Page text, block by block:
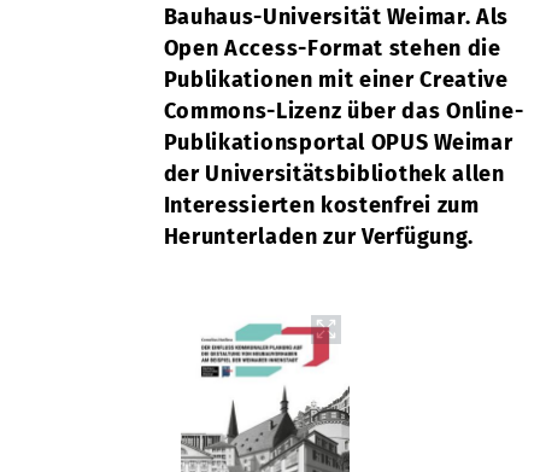
Bauhaus-Universität Weimar. Als
Open Access-Format stehen die
Publikationen mit einer Creative
Commons-Lizenz über das Online-
Publikationsportal OPUS Weimar
der Universitätsbibliothek allen
Interessierten kostenfrei zum
Herunterladen zur Verfügung.